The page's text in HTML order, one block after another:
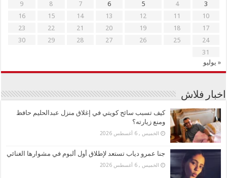
3
4
5
6
7
8
9
10
11
12
13
14
15
16
17
18
19
20
21
22
23
24
25
26
27
28
29
30
31
« يوليو
اخبار فلاش
كيف تسبب سائح كويتي في إغلاق منزل عبدالحليم حافظ
ومنع زيارته؟
الخميس , 6 أغسطس 2026
جنا عمرو دياب تستعد لإطلاق أول ألبوم في مشوارها الغنائي
الخميس , 6 أغسطس 2026